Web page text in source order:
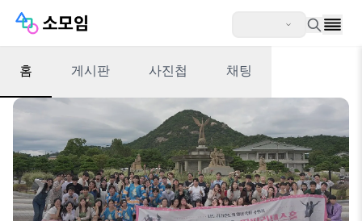
홈 게시판 사진첩 채팅